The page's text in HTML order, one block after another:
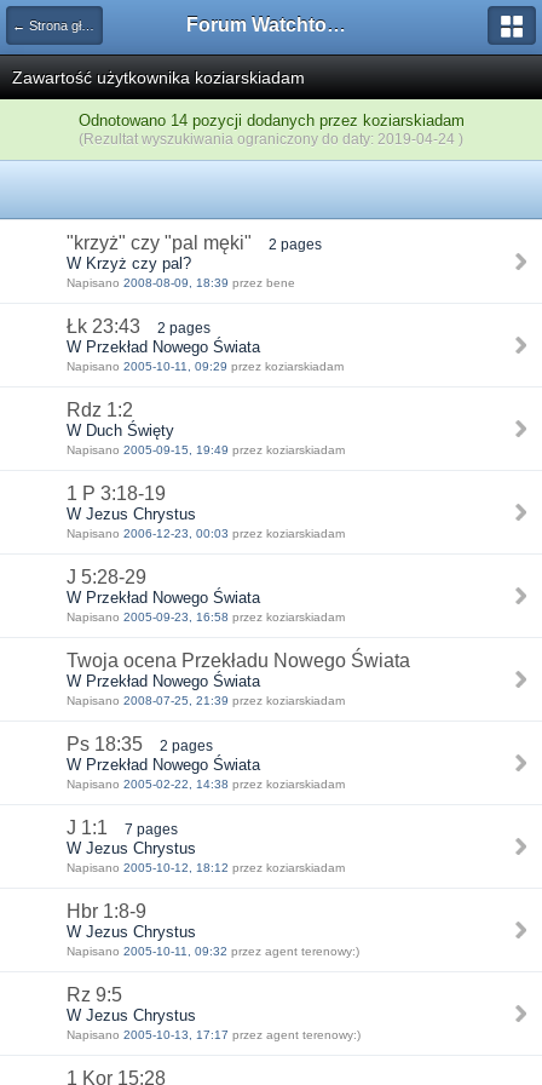
← Strona główna Forum Watchtower
Zawartość użytkownika koziarskiadam
Odnotowano 14 pozycji dodanych przez koziarskiadam
(Rezultat wyszukiwania ograniczony do daty: 2019-04-24 )
"krzyż" czy "pal męki" 2 pages
W Krzyż czy pal?
Napisano 2008-08-09, 18:39 przez bene
Łk 23:43 2 pages
W Przekład Nowego Świata
Napisano 2005-10-11, 09:29 przez koziarskiadam
Rdz 1:2
W Duch Święty
Napisano 2005-09-15, 19:49 przez koziarskiadam
1 P 3:18-19
W Jezus Chrystus
Napisano 2006-12-23, 00:03 przez koziarskiadam
J 5:28-29
W Przekład Nowego Świata
Napisano 2005-09-23, 16:58 przez koziarskiadam
Twoja ocena Przekładu Nowego Świata
W Przekład Nowego Świata
Napisano 2008-07-25, 21:39 przez koziarskiadam
Ps 18:35 2 pages
W Przekład Nowego Świata
Napisano 2005-02-22, 14:38 przez koziarskiadam
J 1:1 7 pages
W Jezus Chrystus
Napisano 2005-10-12, 18:12 przez koziarskiadam
Hbr 1:8-9
W Jezus Chrystus
Napisano 2005-10-11, 09:32 przez agent terenowy:)
Rz 9:5
W Jezus Chrystus
Napisano 2005-10-13, 17:17 przez agent terenowy:)
1 Kor 15:28